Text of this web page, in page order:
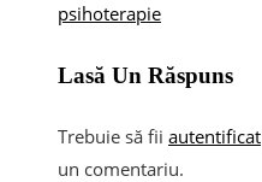
psihoterapie
Lasă Un Răspuns
Trebuie să fii autentificat
un comentariu.